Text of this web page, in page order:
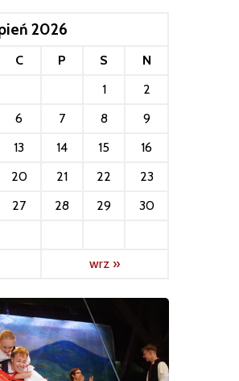
2026
C P S
N
1
2
6 7 8
9
13 14 15
16
20 21 22
23
27 28 29
30
wrz »